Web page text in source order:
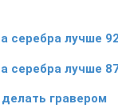
серебра лучше
серебра лучше
гравером